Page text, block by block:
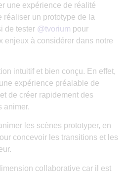
une expérience de réalité
réaliser un prototype de la
de tester @tvorium pour
enjeux à considérer dans notre
intuitif et bien conçu. En effet,
expérience préalable de
de créer rapidement des
animer.
les scènes prototyper, en
concevoir les transitions et les
collaborative car il est